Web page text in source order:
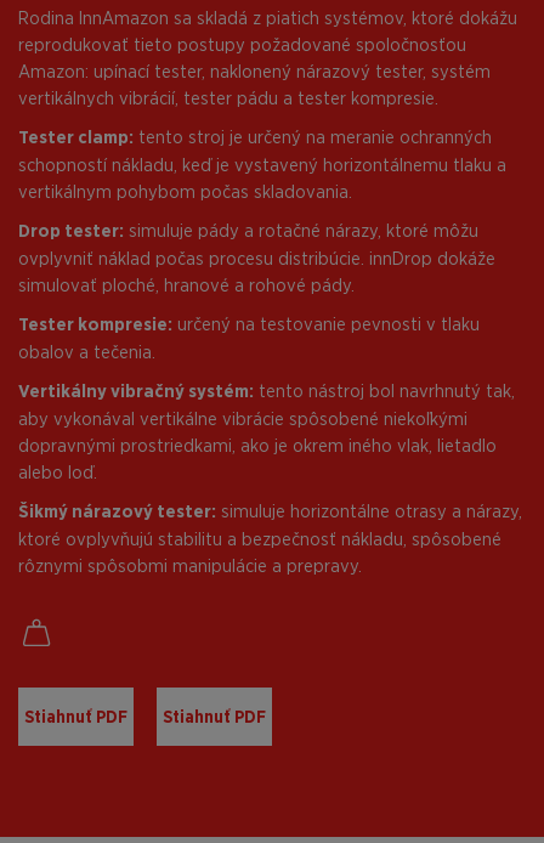
Rodina InnAmazon sa skladá z piatich systémov, ktoré dokážu
reprodukovať tieto postupy požadované spoločnosťou
Amazon: upínací tester, naklonený nárazový tester, systém
vertikálnych vibrácií, tester pádu a tester kompresie.
Tester clamp: tento stroj je určený na meranie ochranných
schopností nákladu, keď je vystavený horizontálnemu tlaku a
vertikálnym pohybom počas skladovania.
Drop tester: simuluje pády a rotačné nárazy, ktoré môžu
ovplyvniť náklad počas procesu distribúcie. innDrop dokáže
simulovať ploché, hranové a rohové pády.
Tester kompresie: určený na testovanie pevnosti v tlaku
obalov a tečenia.
Vertikálny vibračný systém: tento nástroj bol navrhnutý tak,
aby vykonával vertikálne vibrácie spôsobené niekoľkými
dopravnými prostriedkami, ako je okrem iného vlak, lietadlo
alebo loď.
Šikmý nárazový tester: simuluje horizontálne otrasy a nárazy,
ktoré ovplyvňujú stabilitu a bezpečnosť nákladu, spôsobené
rôznymi spôsobmi manipulácie a prepravy.
Stiahnuť PDF Stiahnuť PDF